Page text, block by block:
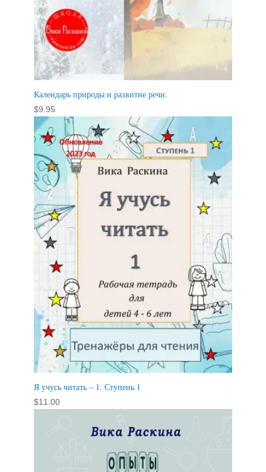
Календарь природы и развитие речи.
$9.95
Я учусь читать – 1. Ступень 1
$11.00